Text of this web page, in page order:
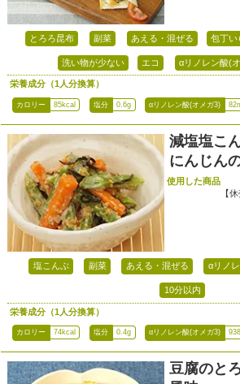
とろろ昆布 副菜 あえる・混ぜる 包丁い
洗い物が少ない エコ αリノレン酸(
栄養成分（1人分換算）
カロリー 85kcal 塩分 0.6g αリノレン酸(オメガ3)
減塩塩こ
にんじん
使用した商品
【
塩こんぶ 副菜 あえる・混ぜる αリノ
10分以内
栄養成分（1人分換算）
カロリー 74kcal 塩分 0.4g αリノレン酸(オメガ3)
豆腐のと